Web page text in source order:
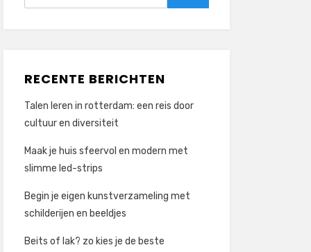
RECENTE BERICHTEN
Talen leren in rotterdam: een reis door
cultuur en diversiteit
Maak je huis sfeervol en modern met
slimme led-strips
Begin je eigen kunstverzameling met
schilderijen en beeldjes
Beits of lak? zo kies je de beste